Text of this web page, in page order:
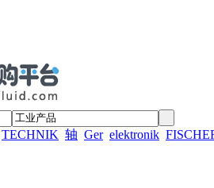
TECHNIK 轴 Ger elektronik